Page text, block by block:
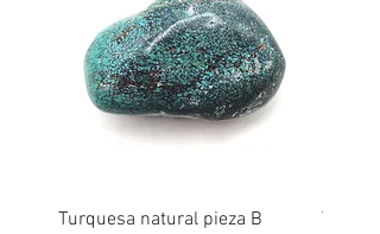
Turquesa natural pieza B